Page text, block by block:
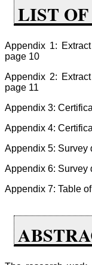
LIST
Appendix 1:
page 10
Appendix 2:
page 11
Appendix 3:
Appendix 4:
Appendix 5: Survey
Appendix 6: Survey
Appendix 7: Table